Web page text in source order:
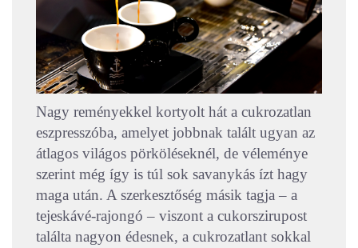
Nagy reményekkel kortyolt hát a cukrozatlan
eszpresszóba, amelyet jobbnak talált ugyan az
átlagos világos pörköléseknél, de véleménye
szerint még így is túl sok savanykás ízt hagy
maga után. A szerkesztőség másik tagja – a
tejeskávé-rajongó – viszont a cukorszirupost
találta nagyon édesnek, a cukrozatlant sokkal